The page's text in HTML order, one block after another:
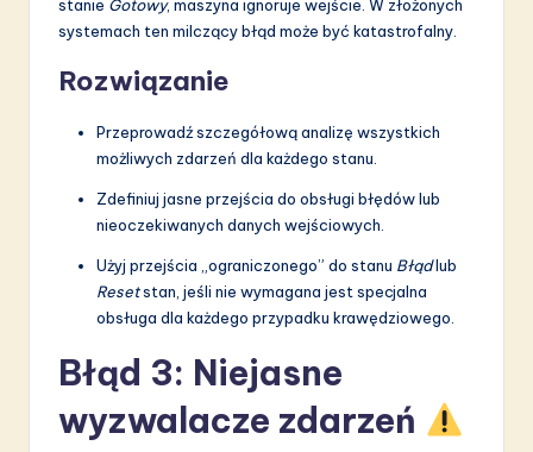
stanie Gotowy, maszyna ignoruje wejście. W złożonych
systemach ten milczący błąd może być katastrofalny.
Rozwiązanie
Przeprowadź szczegółową analizę wszystkich
możliwych zdarzeń dla każdego stanu.
Zdefiniuj jasne przejścia do obsługi błędów lub
nieoczekiwanych danych wejściowych.
Użyj przejścia „ograniczonego” do stanu Błądlub
Resetstan, jeśli nie wymagana jest specjalna
obsługa dla każdego przypadku krawędziowego.
Błąd 3: Niejasne
wyzwalacze zdarzeń